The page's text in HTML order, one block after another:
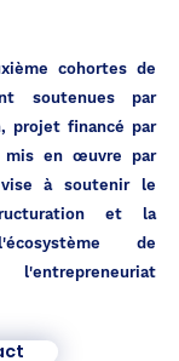
cohortes de
soutenues par
, projet financé par
mis en œuvre par
à soutenir le
et la
de